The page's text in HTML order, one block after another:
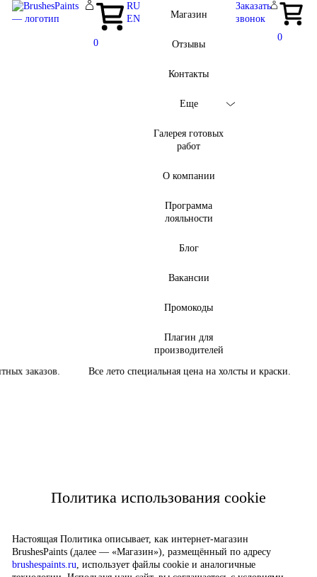
0
RU
EN
Магазин
Отзывы
Контакты
Еще
Галерея готовых
работ
О компании
Программа
лояльности
Блог
Вакансии
Промокоды
Плагин для
производителей
Заказать
звонок
0
заказов. Все лето специальная цена на холсты и краски.
Политика использования cookie
Настоящая Политика описывает, как интернет-магазин
BrushesPaints (далее — «Магазин»), размещённый по адресу
brushespaints.ru, использует файлы cookie и аналогичные